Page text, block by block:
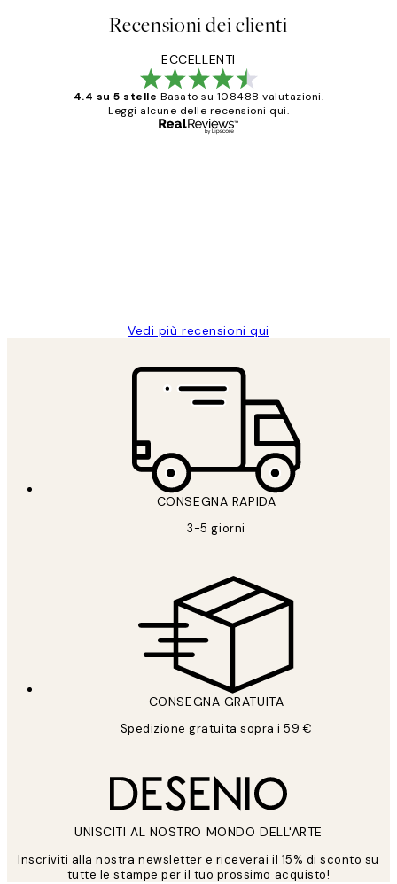
Recensioni dei clienti
ECCELLENTI
4.4 su 5 stelle Basato su 108488 valutazioni.
Leggi alcune delle recensioni qui.
Vedi più recensioni qui
CONSEGNA RAPIDA
3-5 giorni
CONSEGNA GRATUITA
Spedizione gratuita sopra i 59 €
UNISCITI AL NOSTRO MONDO DELL'ARTE
Inscriviti alla nostra newsletter e riceverai il 15% di sconto su
tutte le stampe per il tuo prossimo acquisto!